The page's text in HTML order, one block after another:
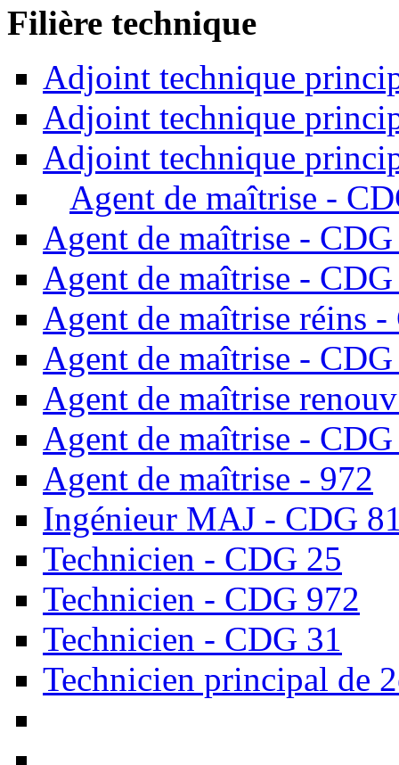
Filière technique
Adjoint technique
Adjoint technique
Adjoint technique
Agent de maîtrise -
Agent de maîtrise -
Agent de maîtrise -
Agent de maîtrise réins
Agent de maîtrise -
Agent de maîtrise
Agent de maîtrise -
Agent de maîtrise - 972
Ingénieur MAJ - CDG
Technicien - CDG 25
Technicien - CDG 972
Technicien - CDG 31
Technicien principal de